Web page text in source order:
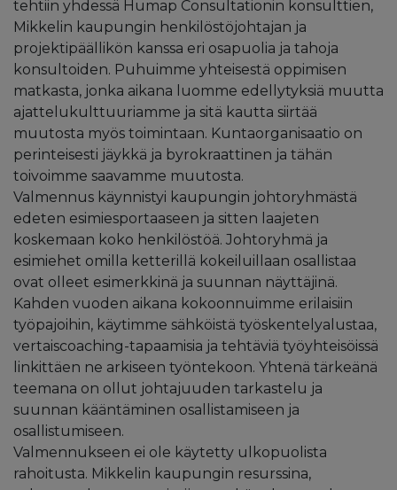
tehtiin yhdessä Humap Consultationin konsulttien,
Mikkelin kaupungin henkilöstöjohtajan ja
projektipäällikön kanssa eri osapuolia ja tahoja
konsultoiden. Puhuimme yhteisestä oppimisen
matkasta, jonka aikana luomme edellytyksiä muutta
ajattelukulttuuriamme ja sitä kautta siirtää
muutosta myös toimintaan. Kuntaorganisaatio on
perinteisesti jäykkä ja byrokraattinen ja tähän
toivoimme saavamme muutosta.
Valmennus käynnistyi kaupungin johtoryhmästä
edeten esimiesportaaseen ja sitten laajeten
koskemaan koko henkilöstöä. Johtoryhmä ja
esimiehet omilla ketterillä kokeiluillaan osallistaa
ovat olleet esimerkkinä ja suunnan näyttäjinä.
Kahden vuoden aikana kokoonnuimme erilaisiin
työpajoihin, käytimme sähköistä työskentelyalustaa,
vertaiscoaching-tapaamisia ja tehtäviä työyhteisöissä
linkittäen ne arkiseen työntekoon. Yhtenä tärkeänä
teemana on ollut johtajuuden tarkastelu ja
suunnan kääntäminen osallistamiseen ja
osallistumiseen.
Valmennukseen ei ole käytetty ulkopuolista
rahoitusta. Mikkelin kaupungin resurssina,